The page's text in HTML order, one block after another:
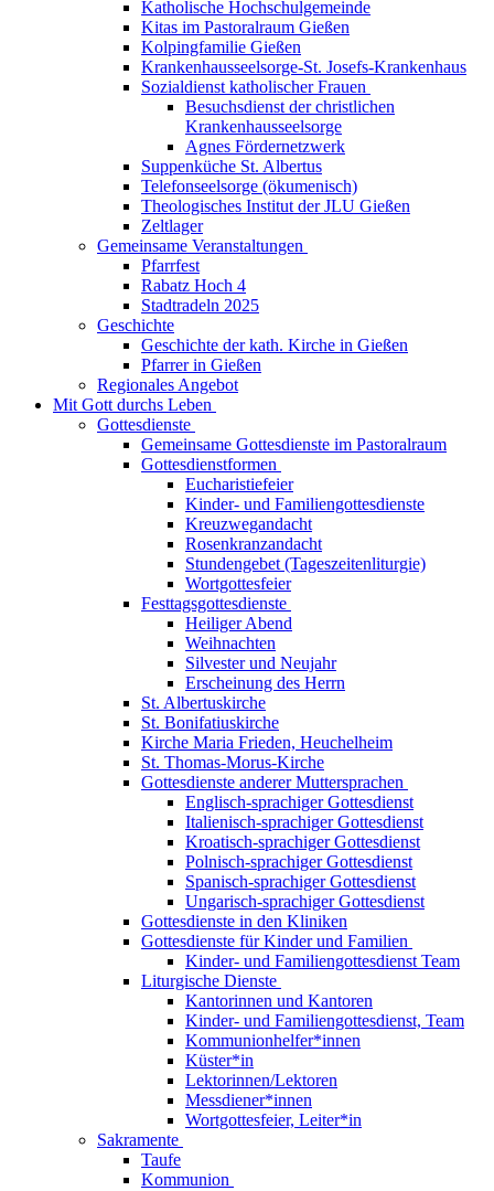
Katholische Hochschulgemeinde
Kitas im Pastoralraum Gießen
Kolpingfamilie Gießen
Krankenhausseelsorge-St. Josefs-Krankenhaus
Sozialdienst katholischer Frauen
Besuchsdienst der christlichen
Krankenhausseelsorge
Agnes Fördernetzwerk
Suppenküche St. Albertus
Telefonseelsorge (ökumenisch)
Theologisches Institut der JLU Gießen
Zeltlager
Gemeinsame Veranstaltungen
Pfarrfest
Rabatz Hoch 4
Stadtradeln 2025
Geschichte
Geschichte der kath. Kirche in Gießen
Pfarrer in Gießen
Regionales Angebot
Mit Gott durchs Leben
Gottesdienste
Gemeinsame Gottesdienste im Pastoralraum
Gottesdienstformen
Eucharistiefeier
Kinder- und Familiengottesdienste
Kreuzwegandacht
Rosenkranzandacht
Stundengebet (Tageszeitenliturgie)
Wortgottesfeier
Festtagsgottesdienste
Heiliger Abend
Weihnachten
Silvester und Neujahr
Erscheinung des Herrn
St. Albertuskirche
St. Bonifatiuskirche
Kirche Maria Frieden, Heuchelheim
St. Thomas-Morus-Kirche
Gottesdienste anderer Muttersprachen
Englisch-sprachiger Gottesdienst
Italienisch-sprachiger Gottesdienst
Kroatisch-sprachiger Gottesdienst
Polnisch-sprachiger Gottesdienst
Spanisch-sprachiger Gottesdienst
Ungarisch-sprachiger Gottesdienst
Gottesdienste in den Kliniken
Gottesdienste für Kinder und Familien
Kinder- und Familiengottesdienst Team
Liturgische Dienste
Kantorinnen und Kantoren
Kinder- und Familiengottesdienst, Team
Kommunionhelfer*innen
Küster*in
Lektorinnen/Lektoren
Messdiener*innen
Wortgottesfeier, Leiter*in
Sakramente
Taufe
Kommunion